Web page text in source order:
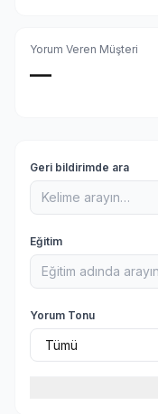
Yorum Veren Müşteri
—
Geri bildirimde ara
Eğitim
Yorum Tonu